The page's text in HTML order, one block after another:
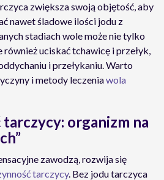
zwiększa swoją objętość, aby
nawet śladowe ilości jodu z
stadiach wole może nie tylko
również uciskać tchawicę i przełyk,
i przełykaniu. Warto
i metody leczeniawola
organizm na
zawodzą, rozwija się
tarczycy. Bez jodu tarczyca